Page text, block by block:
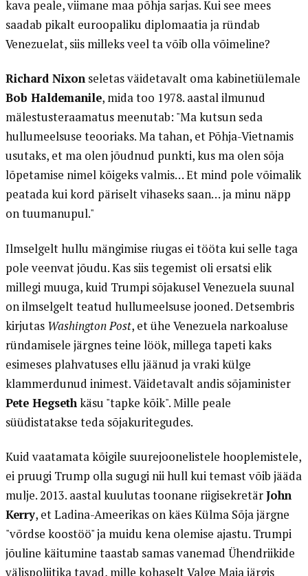
kava peale, viimane maa põhja sarjas. Kui see mees
saadab pikalt euroopaliku diplomaatia ja ründab
Venezuelat, siis milleks veel ta võib olla võimeline?
Richard Nixonseletas väidetavalt oma kabinetiülemale
Bob Haldemanile, mida too 1978. aastal ilmunud
mälestusteraamatus meenutab: "Ma kutsun seda
hullumeelsuse teooriaks. Ma tahan, et Põhja-Vietnamis
usutaks, et ma olen jõudnud punkti, kus ma olen sõja
lõpetamise nimel kõigeks valmis… Et mind pole võimalik
peatada kui kord päriselt vihaseks saan… ja minu näpp
on tuumanupul."
Ilmselgelt hullu mängimise riugas ei tööta kui selle taga
pole veenvat jõudu. Kas siis tegemist oli ersatsi elik
millegi muuga, kuid Trumpi sõjakusel Venezuela suunal
on ilmselgelt teatud hullumeelsuse jooned. Detsembris
kirjutas Washington Post, et ühe Venezuela narkoaluse
ründamisele järgnes teine löök, millega tapeti kaks
esimeses plahvatuses ellu jäänud ja vraki külge
klammerdunud inimest. Väidetavalt andis sõjaminister
Pete Hegsethkäsu "tapke kõik". Mille peale
süüdistatakse teda sõjakuritegudes.
Kuid vaatamata kõigile suurejoonelistele hooplemistele,
ei pruugi Trump olla sugugi nii hull kui temast võib jääda
mulje. 2013. aastal kuulutas toonane riigisekretärJohn
Kerry, et Ladina-Ameerikas on käes Külma Sõja järgne
"võrdse koostöö" ja muidu kena olemise ajastu. Trumpi
jõuline käitumine taastab samas vanemad Ühendriikide
välispoliitika tavad, mille kohaselt Valge Maja järgis